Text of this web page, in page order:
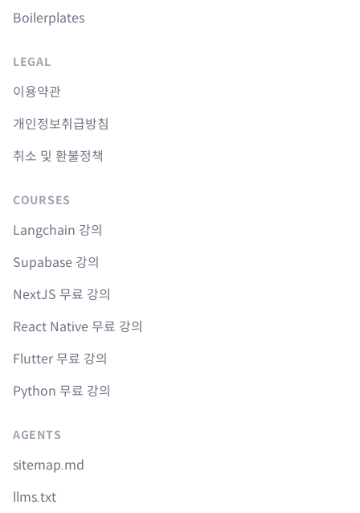
Boilerplates
LEGAL
이용약관
개인정보취급방침
취소 및 환불정책
COURSES
Langchain 강의
Supabase 강의
NextJS 무료 강의
React Native 무료 강의
Flutter 무료 강의
Python 무료 강의
AGENTS
sitemap.md
llms.txt